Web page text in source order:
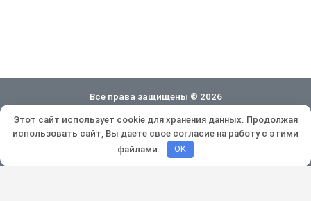
Все права защищены © 2026
Политика конфиденциальности
Разработка и продвижение:
Этот сайт использует cookie для хранения данных. Продолжая
использовать сайт, Вы даете свое согласие на работу с этими
файлами.
OK